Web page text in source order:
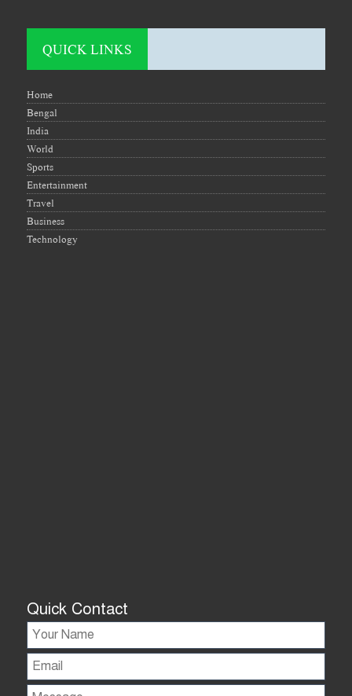
QUICK LINKS
Home
Bengal
India
World
Sports
Entertainment
Travel
Business
Technology
Quick Contact